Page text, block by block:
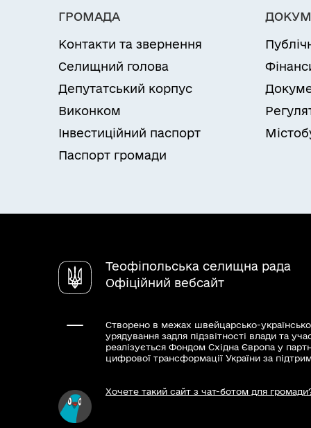
ГРОМАДА
Контакти та звернення
Селищний голова
Депутатський корпус
Виконком
Інвестиційний паспорт
Паспорт громади
Теофіпольська селищна рада
Офіційний вебсайт
Створено в межах швейцарсько-
урядування задля підзвітності влади та
реалізується Фондом Східна Європа у
цифрової трансформації України за
Хочете такий сайт з чат-ботом для